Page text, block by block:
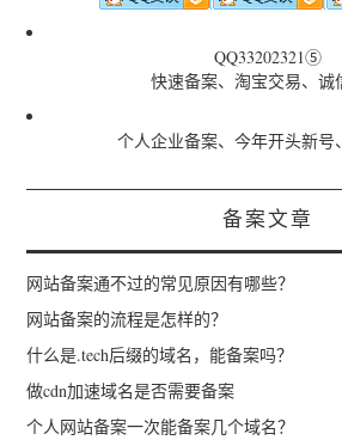
QQ33202321⑤
快速备案、淘宝交易、诚
个人企业备案、今年开头新号
备案文章
网站备案通不过的常见原因有哪些？
网站备案的流程是怎样的？
什么是.tech后缀的域名，能备案吗？
做cdn加速域名是否需要备案
个人网站备案一次能备案几个域名？